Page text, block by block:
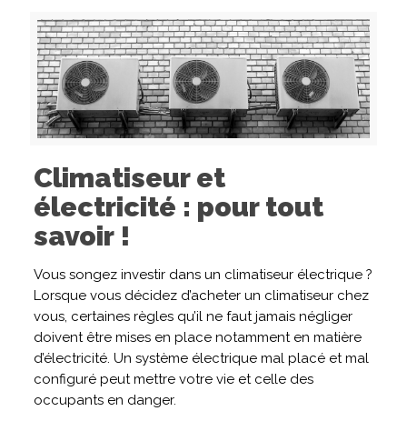
Climatiseur et
électricité : pour tout
savoir !
Vous songez investir dans un climatiseur électrique ?
Lorsque vous décidez d’acheter un climatiseur chez
vous, certaines règles qu’il ne faut jamais négliger
doivent être mises en place notamment en matière
d’électricité. Un système électrique mal placé et mal
configuré peut mettre votre vie et celle des
occupants en danger.